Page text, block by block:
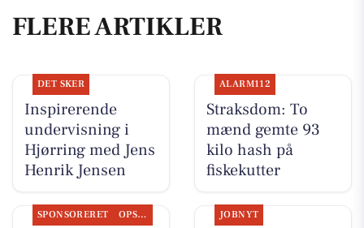
FLERE ARTIKLER
DET SKER
Inspirerende
undervisning i
Hjørring med Jens
Henrik Jensen
ALARM112
Straksdom: To
mænd gemte 93
kilo hash på
fiskekutter
SPONSORERET OPSLAGSTAVLEN JOBNYT